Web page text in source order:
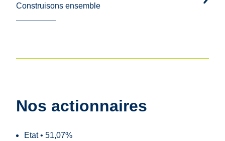
Construisons ensemble
Nos actionnaires
Etat • 51,07%